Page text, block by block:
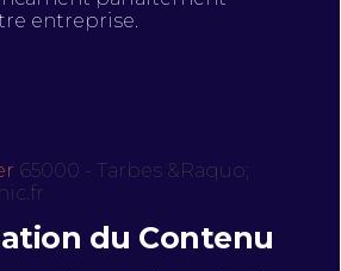
entreprise.
65000 - Tarbes &Raquo;
du Contenu